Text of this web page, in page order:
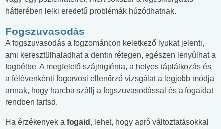
hátterében lelki eredetű problémák húzódhatnak.
Fogszuvasodás
A fogszuvasodás a fogzománcon keletkező lyukat jelenti,
ami keresztülhaladhat a dentin rétegen, egészen lenyúlhat a
fogbélbe. A megfelelő szájhigiénia, a helyes táplálkozás és
a félévenkénti fogorvosi ellenőrző vizsgálat a legjobb módja
annak, hogy harcba szállj a fogszuvasodással és a fogaidat
rendben tartsd.
Ha érzékenyek a fogaid , lehet, hogy apró változtatásokkal